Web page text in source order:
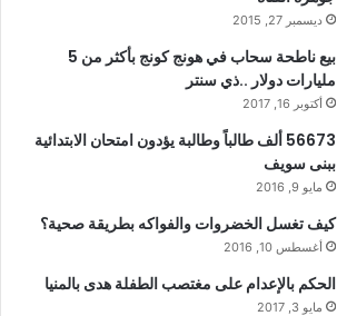
ديسمبر 27, 2015
بيع ناطحة سحاب في هونج كونج بأكثر من 5
مليارات دولار ..ذي سنتر
أكتوبر 16, 2017
56673 ألف طالباً وطالبة يؤدون امتحان الابتدائية
ببنى سويف
مايو 9, 2016
كيف تغسل الخضروات والفواكه بطريقة صحية؟
أغسطس 10, 2016
الحكم بالإعدام على مغتصب الطفلة هدى بالمنيا
مايو 3, 2017